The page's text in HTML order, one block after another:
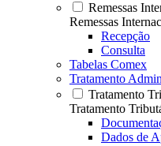
Remessas
Remessas
Recepção
Consulta
Tabelas Comex
Tratamento
Tratamento
Tratamento
Dados de